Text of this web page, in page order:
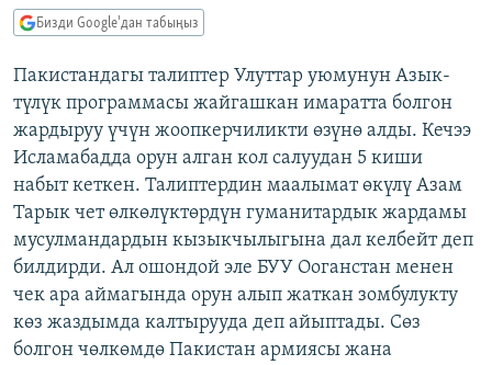
ЭКСПЕРТТЕР ТАЛДАЙТ
БИЗ ЖАНА ДҮЙНӨ
ДАНИСТЕ
ЭЖЕ-СИҢДИЛЕР
ЫҢГАЙСЫЗ СУРООЛОР
ӨЗГӨЧӨ ПИКИР
Русский
ОНЛАЙН ШЕРИНЕ
ЭЕ/АРнун бардык сайттары
Бизди Google'дан табыңыз
Пакистандагы талиптер Улуттар уюмунун Азык-
түлүк программасы жайгашкан имаратта болгон
жардыруу үчүн жоопкерчиликти өзүнө алды. Кечээ
Исламабадда орун алган кол салуудан 5 киши
набыт кеткен. Талиптердин маалымат өкүлү Азам
Тарык чет өлкөлүктөрдүн гуманитардык жардамы
мусулмандардын кызыкчылыгына дал келбейт деп
билдирди. Ал ошондой эле БУУ Ооганстан менен
чек ара аймагында орун алып жаткан зомбулукту
көз жаздымда калтырууда деп айыптады. Сөз
болгон чөлкөмдө Пакистан армиясы жана